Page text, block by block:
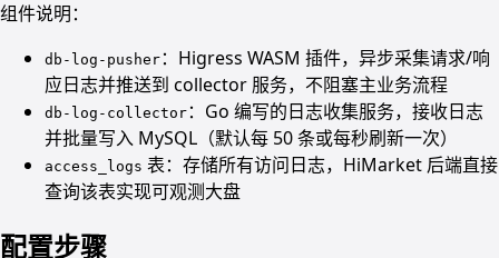
组件说明：
db-log-pusher ：Higress WASM 插件，异步采集请求/响
应日志并推送到 collector 服务，不阻塞主业务流程
db-log-collector ：Go 编写的日志收集服务，接收日志
并批量写入 MySQL（默认每 50 条或每秒刷新一次）
access_logs 表：存储所有访问日志，HiMarket 后端直接
查询该表实现可观测大盘
配置步骤